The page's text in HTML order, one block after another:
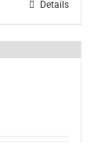
Details